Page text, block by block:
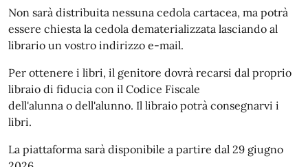
Non sarà distribuita nessuna cedola cartacea, ma potrà
essere chiesta la cedola dematerializzata lasciando al
librario un vostro indirizzo e-mail.
Per ottenere i libri, il genitore dovrà recarsi dal proprio
libraio di fiducia con il Codice Fiscale
dell'alunna o dell'alunno. Il libraio potrà consegnarvi i
libri.
La piattaforma sarà disponibile a partire dal 29 giugno